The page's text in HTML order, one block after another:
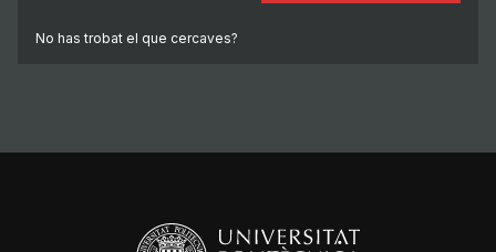
No has trobat el que cercaves?